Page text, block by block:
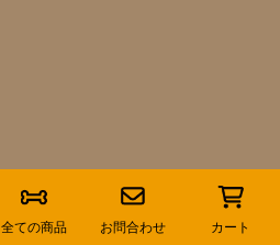
全ての商品 お問合わせ カート